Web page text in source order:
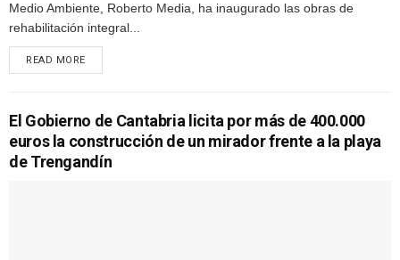
Medio Ambiente, Roberto Media, ha inaugurado las obras de
rehabilitación integral...
READ MORE
El Gobierno de Cantabria licita por más de 400.000
euros la construcción de un mirador frente a la playa
de Trengandín